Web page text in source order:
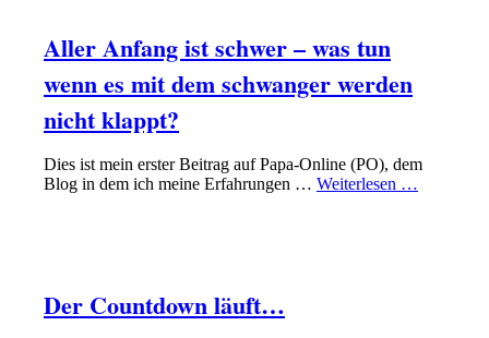
Aller Anfang ist schwer – was tun
wenn es mit dem schwanger werden
nicht klappt?
Dies ist mein erster Beitrag auf Papa-Online (PO), dem
Blog in dem ich meine Erfahrungen … Weiterlesen …
Der Countdown läuft…